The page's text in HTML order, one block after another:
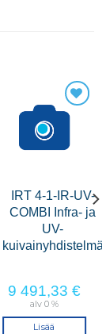
IRT 4-1-IR-UV-
COMBI Infra- ja
UV-
kuivainyhdistelmä
9 491,33 €
alv 0 %
Lisää